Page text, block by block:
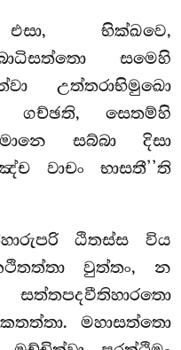
එසා, භික්ඛවෙ,
සමෙහි
උත්තරාභිමුඛො
ගච්ඡති, සෙතම්හි
සබ්බා දිසා
වාචං භාසතී’’ති
ඨිතස්ස විය
වුත්තං, න
මහාසත්තො